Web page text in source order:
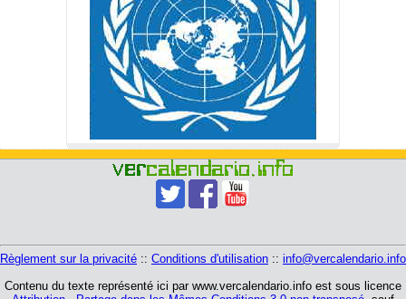
Règlement sur la privacité :: Conditions d'utilisation :: info@vercalendario.info
Contenu du texte représenté ici par www.vercalendario.info est sous licence